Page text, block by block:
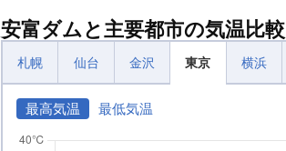
安富ダムと主要都市の気温比較
札幌 仙台 金沢 東京 横浜
最高気温 最低気温